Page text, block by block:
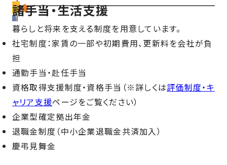
諸手当・生活支援
暮らしと将来を支える制度を用意しています。
社宅制度：家賃の一部や初期費用、更新料を会社が負
担
通勤手当・赴任手当
資格取得支援制度・資格手当（※詳しくは評価制度・キ
ャリア支援ページをご覧ください）
企業型確定拠出年金
退職金制度（中小企業退職金共済加入）
慶弔見舞金